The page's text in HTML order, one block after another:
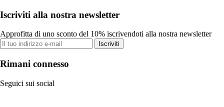
Iscriviti alla nostra newsletter
Approfitta di uno sconto del 10% iscrivendoti alla nostra newsletter
Iscriviti
Rimani connesso
Seguici sui social